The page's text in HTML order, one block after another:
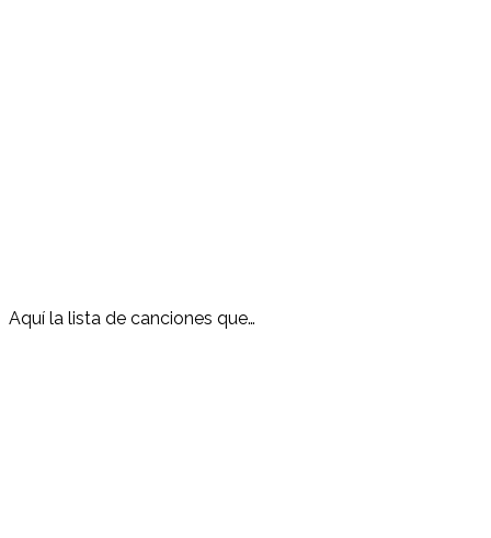
Aquí la lista de canciones que…